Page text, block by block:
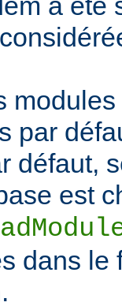
par
défaut,
est
dans le